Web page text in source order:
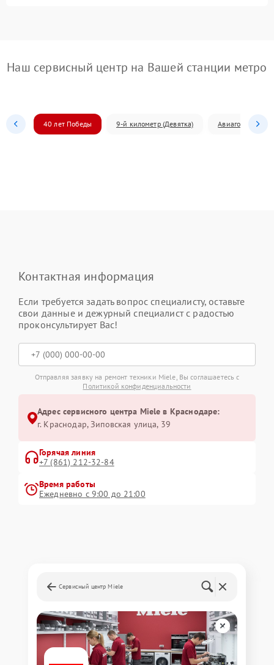
Наш сервисный центр на Вашей станции метро
40 лет Победы 9-й километр (Девятка) Авиагородок
Контактная информация
Если требуется задать вопрос специалисту, оставьте
свои данные и дежурный специалист с радостью
проконсультирует Вас!
Отправляя заявку на ремонт техники Miele, Вы соглашаетесь с
Политикой конфиденциальности
Адрес сервисного центра Miele в Краснодаре:
г. Краснодар, Зиповская улица, 39
Горячая линия
+7 (861) 212-32-84
Время работы
Ежедневно с 9:00 до 21:00
Сервисный центр Miele